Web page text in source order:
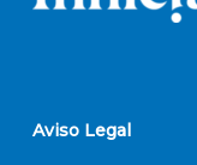
Aviso Legal